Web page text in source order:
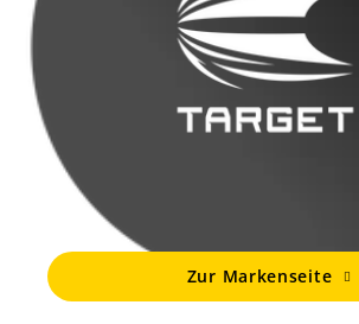
Zur Markenseite